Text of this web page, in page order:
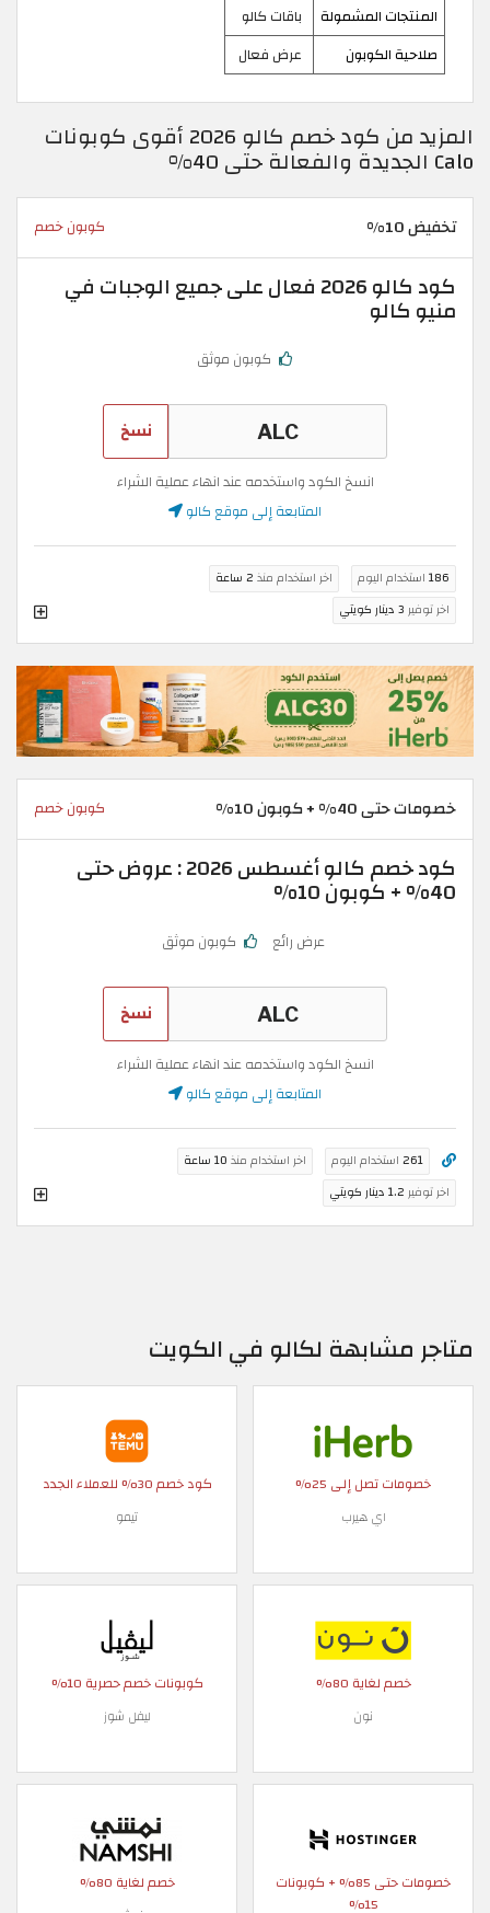
المنتجات المشمولة
باقات كالو
صلاحية الكوبون
عرض فعال
المزيد من كود خصم كالو 2026 أقوى كوبونات
Calo الجديدة والفعالة حتى 40%
تخفيض 10% كوبون خصم
كود كالو 2026 فعال على جميع الوجبات في
منيو كالو
كوبون موثق
نسخ
انسخ الكود واستخدمه عند انهاء عملية الشراء
المتابعة إلى موقع كالو
186 استخدام اليوم اخر استخدام منذ 2 ساعة
اخر توفير 3 دينار كويتي
خصومات حتى 40% + كوبون 10% كوبون خصم
كود خصم كالو أغسطس 2026 : عروض حتى
40% + كوبون 10%
عرض رائع كوبون موثق
نسخ
انسخ الكود واستخدمه عند انهاء عملية الشراء
المتابعة إلى موقع كالو
261 استخدام اليوم اخر استخدام منذ 10 ساعة
اخر توفير 1.2 دينار كويتي
متاجر مشابهة لكالو في الكويت
خصومات تصل إلى 25%
اي هيرب
كود خصم 30% للعملاء الجدد
تيمو
خصم لغاية 80%
نون
كوبونات خصم حصرية 10%
ليفل شوز
خصومات حتى 85% + كوبونات
15%
خصم لغاية 80%